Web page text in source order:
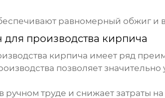
равномерный обжиг и
производства кирпича
кирпича имеет ряд
позволяет
труде и снижает затраты на